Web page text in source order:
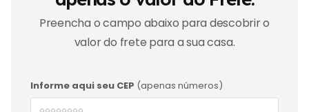
Preencha o campo abaixo para descobrir o
valor do frete para a sua casa.
Informe aqui seu CEP (apenas números)